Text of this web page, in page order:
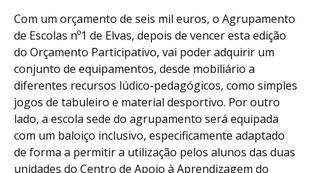
Com um orçamento de seis mil euros, o Agrupamento
de Escolas nº1 de Elvas, depois de vencer esta edição
do Orçamento Participativo, vai poder adquirir um
conjunto de equipamentos, desde mobiliário a
diferentes recursos lúdico-pedagógicos, como simples
jogos de tabuleiro e material desportivo. Por outro
lado, a escola sede do agrupamento será equipada
com um baloiço inclusivo, especificamente adaptado
de forma a permitir a utilização pelos alunos das duas
unidades do Centro de Apoio à Aprendizagem do